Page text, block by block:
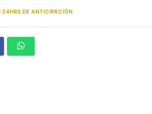
24HRS DE ANTICIPACIÓN